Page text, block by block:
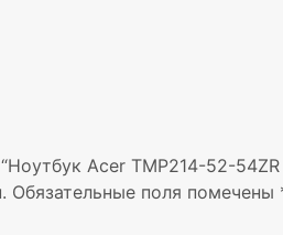
Acer TMP214-52-
Обязательные поля помечены